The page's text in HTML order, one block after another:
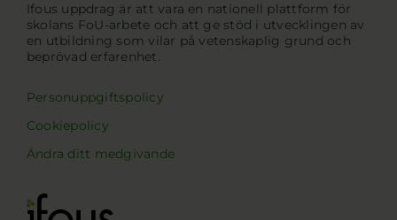
Ifous uppdrag är att vara en nationell plattform för
skolans FoU-arbete och att ge stöd i utvecklingen av
en utbildning som vilar på vetenskaplig grund och
beprövad erfarenhet.
Personuppgiftspolicy
Cookiepolicy
Ändra ditt medgivande